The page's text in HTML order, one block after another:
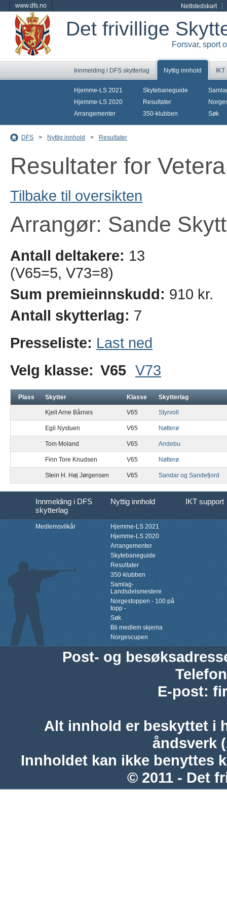
www.dfs.no Nettstedskart
Det frivillige
Forsvar, sport
Innmelding i DFS skytterlag Nyttig innhold
Hjemme-LS 2021
Hjemme-LS 2020
Arrangementer
Skytebaneguide
Resultater
350-klubben
Søk
DFS > Nyttig innhold > Resultater
Resultater for
Tilbake til oversikten
Arrangør: Sande
Antall deltakere: 13
(V65=5, V73=8)
Sum premieinnskudd: 910 kr.
Antall skytterlag: 7
Presseliste: Last ned
Velg klasse: V65 V73
Plass Skytter Klasse Skytterlag
Kjell Arne Bårnes V65 Styrvoll
Egil Nystuen V65 Nøtterø
Tom Moland V65 Andebu
Finn Tore Knudsen V65 Nøtterø
Stein H. Høj Jørgensen V65 Sandar og Sandefjord
Innmelding i DFS
skytterlag
Nyttig innhold IKT support
Medlemsvilkår
Hjemme-LS 2021
Hjemme-LS 2020
Arrangementer
Skytebaneguide
Resultater
350-klubben
Samlag-
Landsdelsmestere
Norgestoppen - 100 på
topp -
Søk
Bli medlem skjema
Norgescupen
Post- og
Telefon
E-post:
Alt innhold er beskyttet i
åndsverk
Innholdet kan ikke benyttes
© 2011 - Det